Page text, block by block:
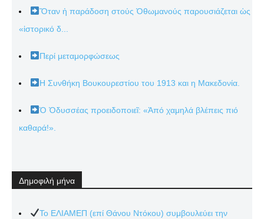
Ὅταν ἡ παράδοση στούς Ὀθωμανούς παρουσιάζεται ὡς
«ἱστορικό δ...
Περί μεταμορφώσεως
Η Συνθήκη Βουκουρεστίου του 1913 και η Μακεδονία.
Ὁ Ὀδυσσέας προειδοποιεῖ: «Ἀπό χαμηλά βλέπεις πιό
καθαρά!».
Δημοφιλή μήνα
Το ΕΛΙΑΜΕΠ (επί Θάνου Ντόκου) συμβουλεύει την